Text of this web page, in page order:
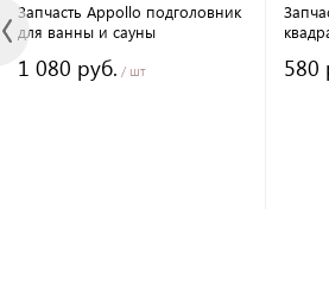
Запчасть Appollo подголовник
для ванны и сауны
1 080 руб. / шт 580